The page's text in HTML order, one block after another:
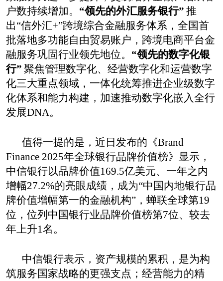
户数持续增加。 “领先的外汇服务银行” 推
出“信外汇+”跨境综合金融服务体系，全国首
批落地多功能自由贸易账户，跨境电商平台金
融服务巩固行业领先地位。 “领先的数字化银
行” 聚焦管理数字化、经营数字化和运营数字
化三大重点领域，一体化统筹推进企业级数字
化体系和能力构建，加速推动数字化嵌入全行
发展DNA。
值得一提的是，近日发布的 《Brand
Finance 2025年全球银行品牌价值榜》 显示 ，
中信银行以品牌价值169.5亿美元、一年之内
增幅27.2%的亮眼成绩，成为“中国内地银行品
牌价值增幅第一的金融机构”，蝉联全球第19
位，位列中国银行业品牌价值榜第7位、 较去
年上升1名 。
中信银行表示， 资产规模的累积，是为构
筑服务国家战略的更强支点；经营能力的精